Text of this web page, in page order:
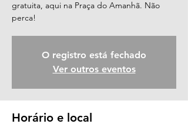
gratuita, aqui na Praça do Amanhã. Não
perca!
O registro está fechado
Ver outros eventos
Horário e local